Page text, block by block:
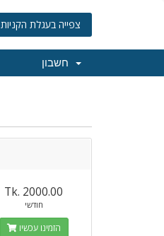
צפייה בעגלת הקניות
Tk. 2000.00
חודשי
הזמינו עכשיו